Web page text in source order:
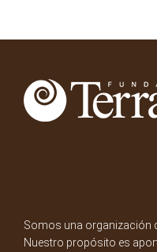
Somos una organización
Nuestro propósito es